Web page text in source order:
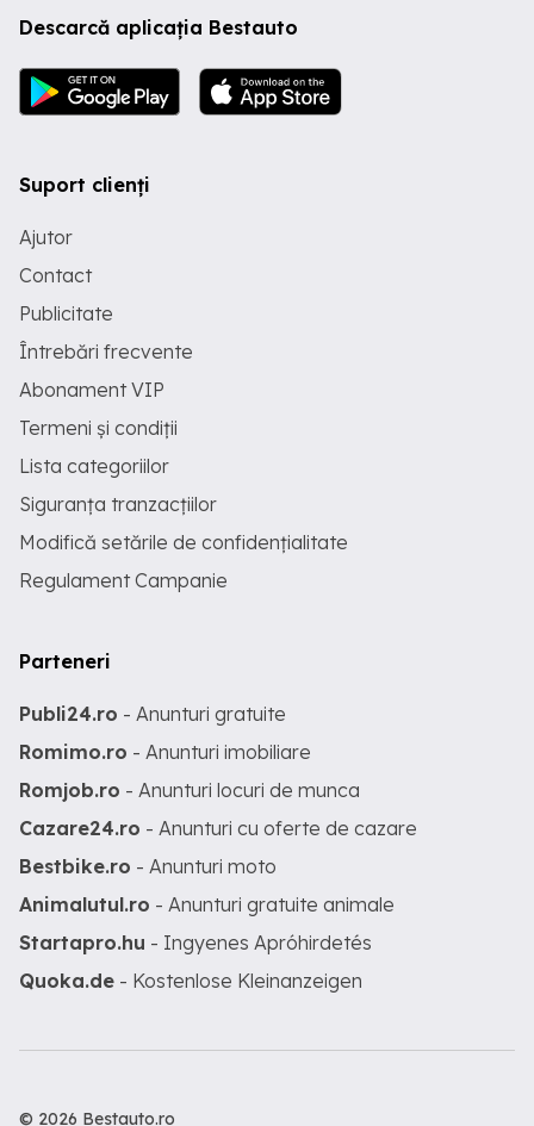
Descarcă aplicația Bestauto
Suport clienți
Ajutor
Contact
Publicitate
Întrebări frecvente
Abonament VIP
Termeni și condiții
Lista categoriilor
Siguranța tranzacțiilor
Modifică setările de confidențialitate
Regulament Campanie
Parteneri
Publi24.ro - Anunturi gratuite
Romimo.ro - Anunturi imobiliare
Romjob.ro - Anunturi locuri de munca
Cazare24.ro - Anunturi cu oferte de cazare
Bestbike.ro - Anunturi moto
Animalutul.ro - Anunturi gratuite animale
Startapro.hu - Ingyenes Apróhirdetés
Quoka.de - Kostenlose Kleinanzeigen
© 2026 Bestauto.ro